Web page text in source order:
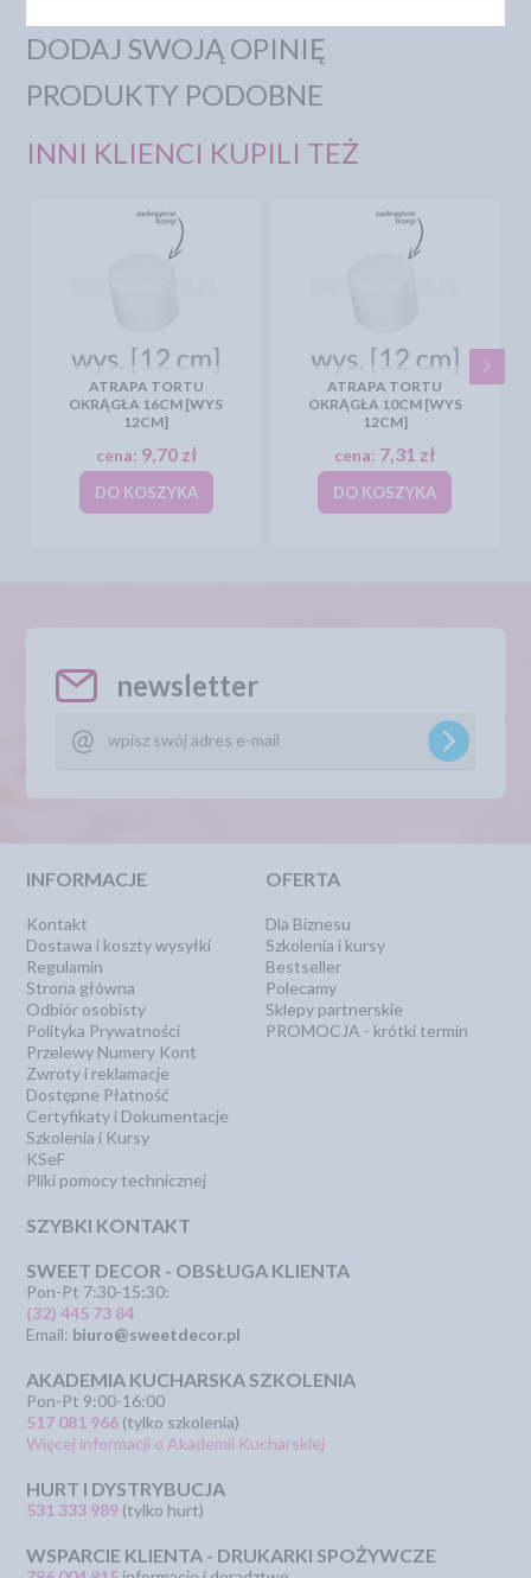
DODAJ SWOJĄ OPINIĘ
PRODUKTY PODOBNE
INNI KLIENCI KUPILI TEŻ
ATRAPA TORTU
OKRĄGŁA 16CM [WYS
12CM]
cena: 9,70 zł
DO KOSZYKA
ATRAPA TORTU
OKRĄGŁA 10CM [WYS
12CM]
cena: 7,31 zł
DO KOSZYKA
newsletter
INFORMACJE
Kontakt
Dostawa i koszty wysyłki
Regulamin
Strona główna
Odbiór osobisty
Polityka Prywatności
Przelewy Numery Kont
Zwroty i reklamacje
Dostępne Płatność
Certyfikaty i Dokumentacje
Szkolenia i Kursy
KSeF
Pliki pomocy technicznej
OFERTA
Dla Biznesu
Szkolenia i kursy
Bestseller
Polecamy
Sklepy partnerskie
PROMOCJA - krótki termin
SZYBKI KONTAKT
SWEET DECOR - OBSŁUGA KLIENTA
Pon-Pt 7:30-15:30:
(32) 445 73 84
Email: biuro@sweetdecor.pl
AKADEMIA KUCHARSKA SZKOLENIA
Pon-Pt 9:00-16:00
517 081 966 (tylko szkolenia)
Więcej informacji o Akademii Kucharskiej
HURT I DYSTRYBUCJA
531 333 989 (tylko hurt)
WSPARCIE KLIENTA - DRUKARKI SPOŻYWCZE